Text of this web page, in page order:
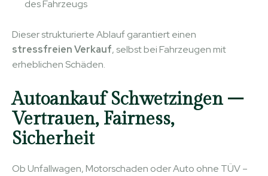
des Fahrzeugs
Dieser strukturierte Ablauf garantiert einen
stressfreien Verkauf, selbst bei Fahrzeugen mit
erheblichen Schäden.
Autoankauf Schwetzingen –
Vertrauen, Fairness,
Sicherheit
Ob Unfallwagen, Motorschaden oder Auto ohne TÜV –